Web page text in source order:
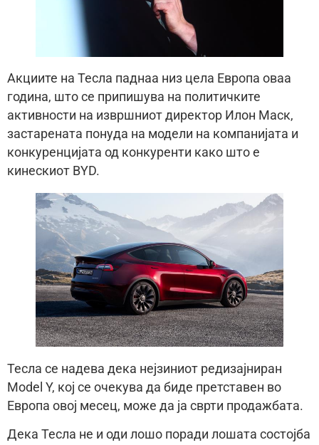
Акциите на Тесла паднаа низ цела Европа оваа
година, што се припишува на политичките
активности на извршниот директор Илон Маск,
застарената понуда на модели на компанијата и
конкуренцијата од конкуренти како што е
кинескиот BYD.
Тесла се надева дека нејзиниот редизајниран
Model Y, кој се очекува да биде претставен во
Европа овој месец, може да ја сврти продажбата.
Дека Тесла не и оди лошо поради лошата состојба